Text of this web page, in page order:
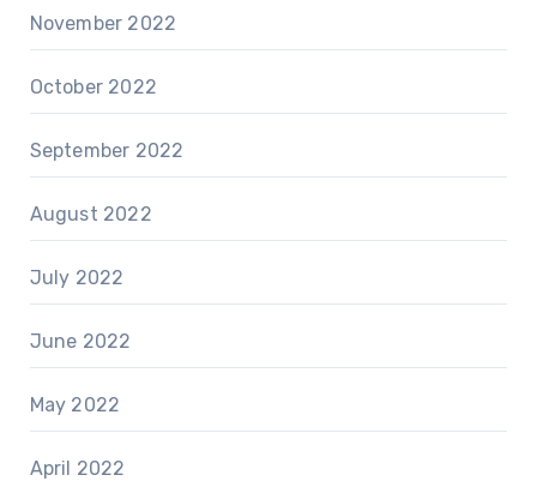
November 2022
October 2022
September 2022
August 2022
July 2022
June 2022
May 2022
April 2022